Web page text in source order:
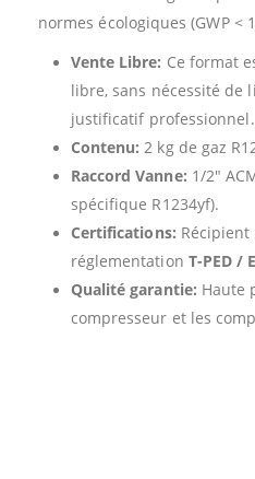
normes écologiques (GWP < 1
Vente Libre: Ce format
libre, sans nécessité de
justificatif professionnel.
Contenu: 2 kg de gaz
Raccord Vanne: 1/2″
spécifique R1234yf).
Certifications:
réglementation T-PED /
Qualité garantie: Haute
compresseur et les